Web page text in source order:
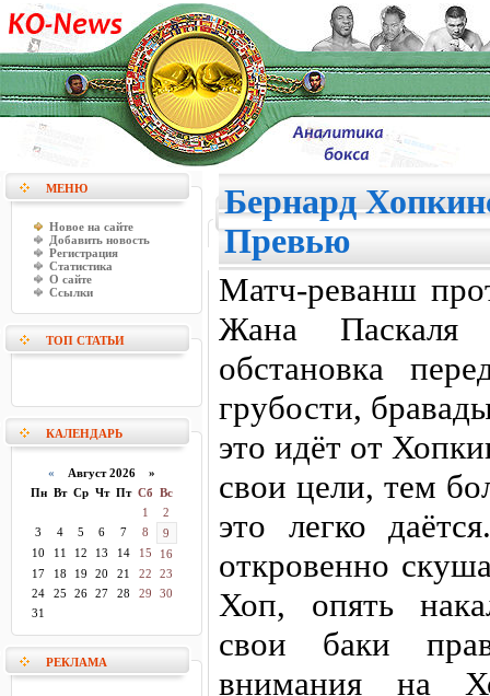
МЕНЮ
Новое на сайте
Добавить новость
Регистрация
Статистика
О сайте
Ссылки
ТОП СТАТЬИ
КАЛЕНДАРЬ
« Август 2026 »
Пн Вт Ср Чт Пт Сб Вс
1
2
3
4 5 6 7 8
9
10
11 12 13 14 15
16
17
18 19 20 21 22
23
24
25 26 27 28 29
30
31
РЕКЛАМА
Бернард
Превью
Матч-реванш
Жана Паскаля
обстановка
грубости,
это идёт от
свои цели, тем
это легко
откровенно
Хоп, опять
свои баки
внимания на